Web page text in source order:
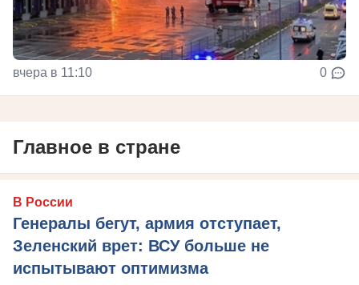
вчера в 11:10 0
Главное в стране
В России
Генералы бегут, армия отступает,
Зеленский врет: ВСУ больше не
испытывают оптимизма